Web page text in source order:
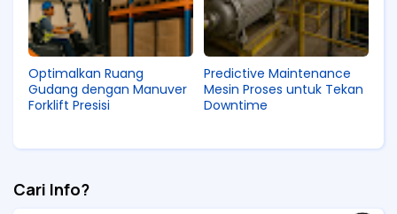
Optimalkan Ruang
Gudang dengan Manuver
Forklift Presisi
Predictive Maintenance
Mesin Proses untuk Tekan
Downtime
Cari Info?